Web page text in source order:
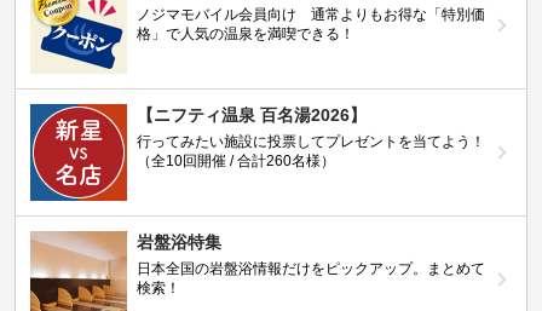
ノジマモバイル会員向け 通常よりもお得な「特別価
格」で人気の温泉を満喫できる！
【ニフティ温泉 百名湯2026】
行ってみたい施設に投票してプレゼントを当てよう！
（全10回開催 / 合計260名様）
岩盤浴特集
日本全国の岩盤浴情報だけをピックアップ。まとめて
検索！